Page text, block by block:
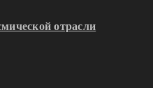
отрасли